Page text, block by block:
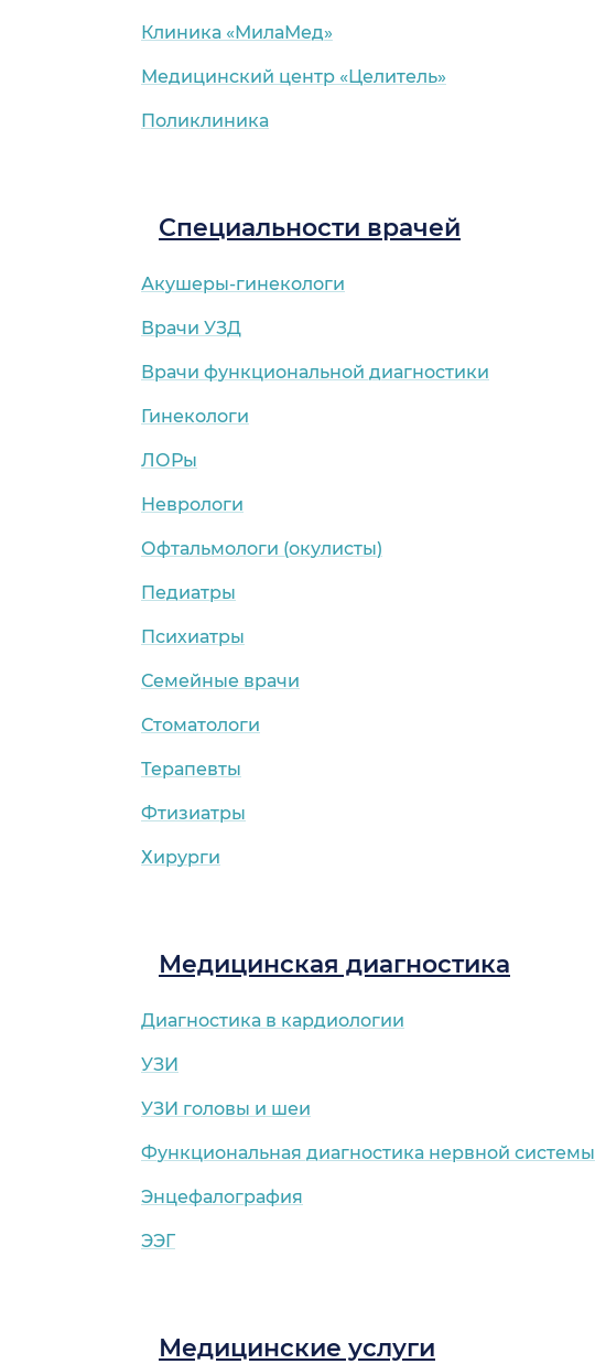
Клиника «МилаМед»
Медицинский центр «Целитель»
Поликлиника
Специальности врачей
Акушеры-гинекологи
Врачи УЗД
Врачи функциональной диагностики
Гинекологи
ЛОРы
Неврологи
Офтальмологи (окулисты)
Педиатры
Психиатры
Семейные врачи
Стоматологи
Терапевты
Фтизиатры
Хирурги
Медицинская диагностика
Диагностика в кардиологии
УЗИ
УЗИ головы и шеи
Функциональная диагностика нервной системы
Энцефалография
ЭЭГ
Медицинские услуги